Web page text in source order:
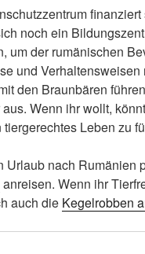
noch ein
um der rumänischen
und
den Braunbären
Wenn ihr wollt,
tiergerechtes Leben zu
Urlaub nach Rumänien
anreisen. Wenn ihr
auch die Kegelrobben